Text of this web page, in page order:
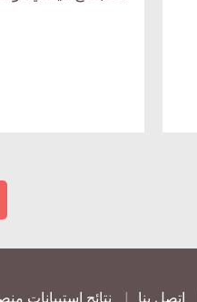
اتصل بنا نتائج استبيانات